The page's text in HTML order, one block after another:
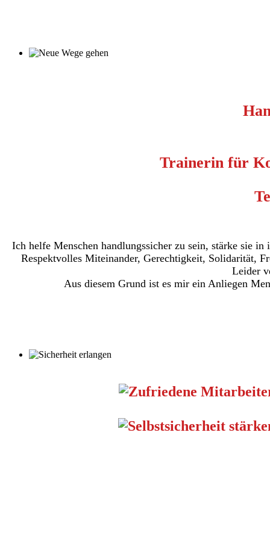
Trainerin für
Ich helfe Menschen handlungssicher zu sein, stärke sie
Respektvolles Miteinander, Gerechtigkeit, Solidarität,
Leider
Aus diesem Grund ist es mir ein Anliegen